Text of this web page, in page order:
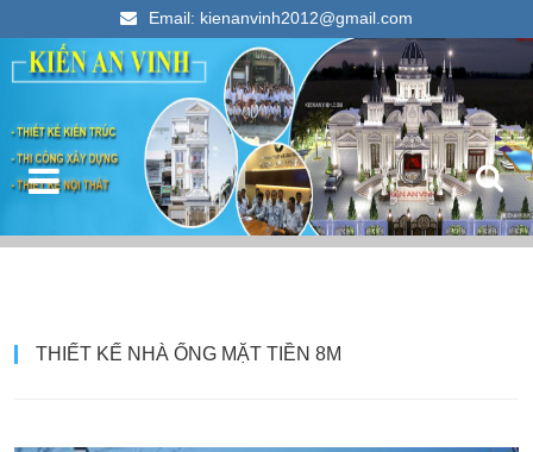
Email: kienanvinh2012@gmail.com
Kiến An Vinh
Thiết kế xây dựng nhà ống đẹp 2023
THIẾT KẾ NHÀ ỐNG MẶT TIỀN 8M